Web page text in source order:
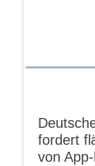
fordert
von